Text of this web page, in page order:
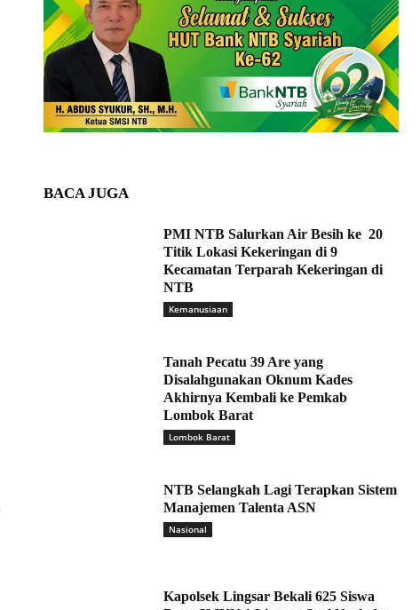
BACA JUGA
PMI NTB Salurkan Air Besih ke 20
Titik Lokasi Kekeringan di 9
Kecamatan Terparah Kekeringan di
NTB
Kemanusiaan
Tanah Pecatu 39 Are yang
Disalahgunakan Oknum Kades
Akhirnya Kembali ke Pemkab
Lombok Barat
Lombok Barat
NTB Selangkah Lagi Terapkan Sistem
Manajemen Talenta ASN
Nasional
Kapolsek Lingsar Bekali 625 Siswa